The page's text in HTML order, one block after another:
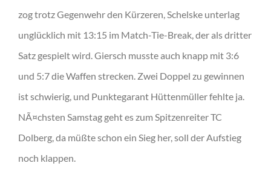
zog trotz Gegenwehr den Kürzeren, Schelske unterlag
unglücklich mit 13:15 im Match-Tie-Break, der als dritter
Satz gespielt wird. Giersch musste auch knapp mit 3:6
und 5:7 die Waffen strecken. Zwei Doppel zu gewinnen
ist schwierig, und Punktegarant Hüttenmüller fehlte ja.
NÃ¤chsten Samstag geht es zum Spitzenreiter TC
Dolberg, da müßte schon ein Sieg her, soll der Aufstieg
noch klappen.